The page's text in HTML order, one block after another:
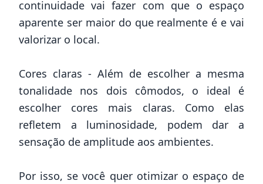
continuidade vai fazer com que o espaço
aparente ser maior do que realmente é e vai
valorizar o local.
Cores claras - Além de escolher a mesma
tonalidade nos dois cômodos, o ideal é
escolher cores mais claras. Como elas
refletem a luminosidade, podem dar a
sensação de amplitude aos ambientes.
Por isso, se você quer otimizar o espaço de